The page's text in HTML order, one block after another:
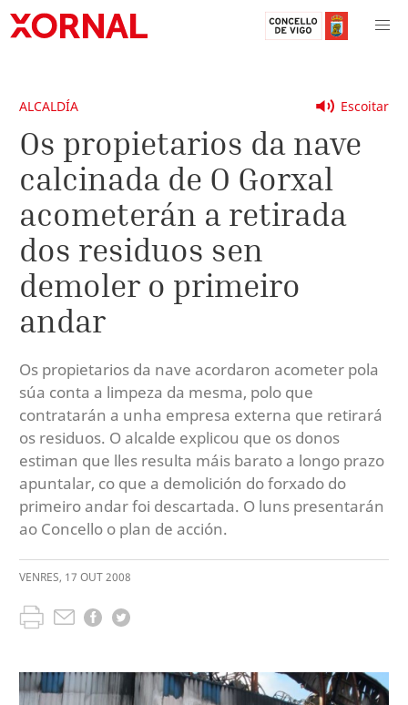
Escoitar
ALCALDÍA
Os propietarios da nave
calcinada de O Gorxal
acometerán a retirada
dos residuos sen
demoler o primeiro
andar
Os propietarios da nave acordaron acometer pola
súa conta a limpeza da mesma, polo que
contratarán a unha empresa externa que retirará
os residuos. O alcalde explicou que os donos
estiman que lles resulta máis barato a longo prazo
apuntalar, co que a demolición do forxado do
primeiro andar foi descartada. O luns presentarán
ao Concello o plan de acción.
VENRES, 17 OUT2008